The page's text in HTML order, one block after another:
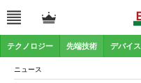
テクノロジー 先端技術 デバイス
ニュース